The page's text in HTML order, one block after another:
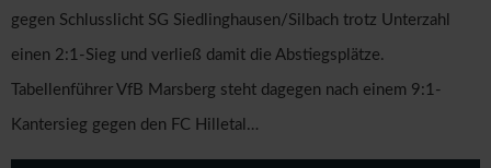
gegen Schlusslicht SG Siedlinghausen/Silbach trotz Unterzahl
einen 2:1-Sieg und verließ damit die Abstiegsplätze.
Tabellenführer VfB Marsberg steht dagegen nach einem 9:1-
Kantersieg gegen den FC Hilletal…